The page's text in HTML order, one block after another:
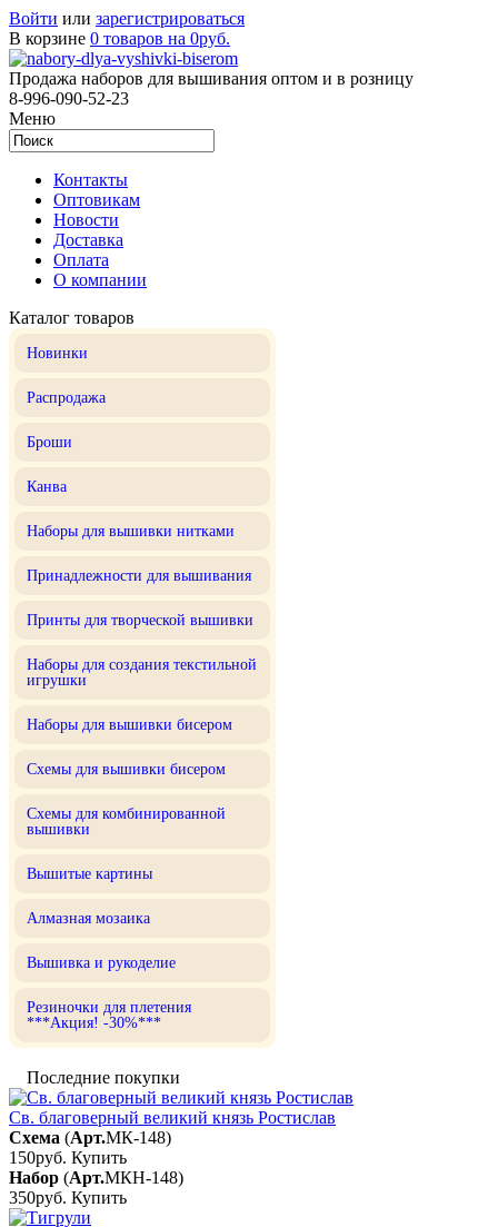
Войти или зарегистрироваться
В корзине 0 товаров на 0руб.
Продажа наборов для вышивания оптом и в розницу
8-996-090-52-23
Меню
Контакты
Оптовикам
Новости
Доставка
Оплата
О компании
Каталог товаров
Новинки
Распродажа
Броши
Канва
Наборы для вышивки нитками
Принадлежности для вышивания
Принты для творческой вышивки
Наборы для создания текстильной
игрушки
Наборы для вышивки бисером
Схемы для вышивки бисером
Схемы для комбинированной
вышивки
Вышитые картины
Алмазная мозаика
Вышивка и рукоделие
Резиночки для плетения
***Акция! -30%***
Последние покупки
Св. благоверный великий князь Ростислав
Схема (Арт.МК-148)
150руб. Купить
Набор (Арт.МКН-148)
350руб. Купить